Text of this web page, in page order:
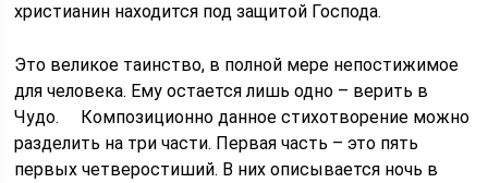
христианин находится под защитой Господа.
Это великое таинство, в полной мере непостижимое
для человека. Ему остается лишь одно – верить в
Чудо. Композиционно данное стихотворение можно
разделить на три части. Первая часть – это пять
первых четверостиший. В них описывается ночь в